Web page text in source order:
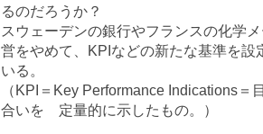
るのだろうか？
スウェーデンの銀行やフランスの化学
営をやめて、KPIなどの新たな基準を設
いる。
（KPI＝Key Performance Indications＝
合いを 定量的に示したもの。）